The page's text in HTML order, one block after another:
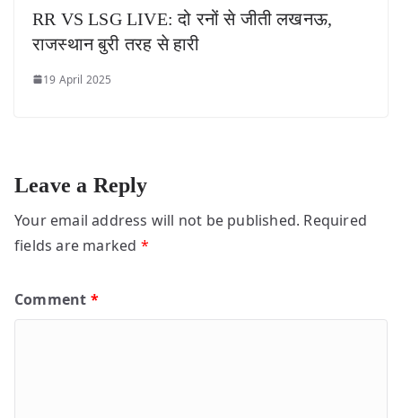
RR VS LSG LIVE: दो रनों से जीती लखनऊ,
राजस्थान बुरी तरह से हारी
19 April 2025
Leave a Reply
Your email address will not be published. Required
fields are marked *
Comment *